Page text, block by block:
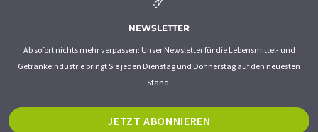
NEWSLETTER
Ab sofort nichts mehr verpassen: Unser Newsletter für die Lebensmittel- und
Getränkeindustrie bringt Sie jeden Dienstag und Donnerstag auf den neuesten
Stand.
JETZT ABONNIEREN